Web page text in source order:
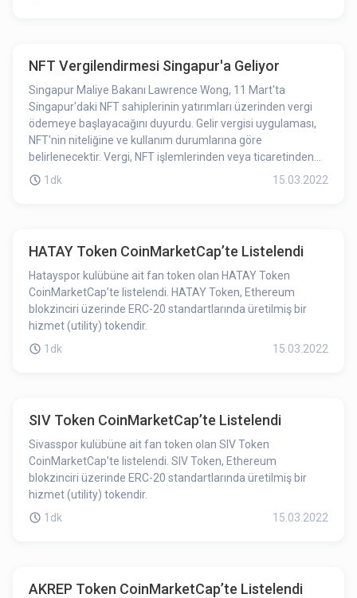
NFT Vergilendirmesi Singapur'a Geliyor
Singapur Maliye Bakanı Lawrence Wong, 11 Mart'ta
Singapur'daki NFT sahiplerinin yatırımları üzerinden vergi
ödemeye başlayacağını duyurdu. Gelir vergisi uygulaması,
NFT'nin niteliğine ve kullanım durumlarına göre
belirlenecektir. Vergi, NFT işlemlerinden veya ticaretinden
gelir elde edenler için geçerli olacaktır.
1dk 15.03.2022
HATAY Token CoinMarketCap’te Listelendi
Hatayspor kulübüne ait fan token olan HATAY Token
CoinMarketCap’te listelendi. HATAY Token, Ethereum
blokzinciri üzerinde ERC-20 standartlarında üretilmiş bir
hizmet (utility) tokendir.
1dk
15.03.2022
SIV Token CoinMarketCap’te Listelendi
Sivasspor kulübüne ait fan token olan SIV Token
CoinMarketCap’te listelendi. SIV Token, Ethereum
blokzinciri üzerinde ERC-20 standartlarında üretilmiş bir
hizmet (utility) tokendir.
1dk
15.03.2022
AKREP Token CoinMarketCap’te Listelendi